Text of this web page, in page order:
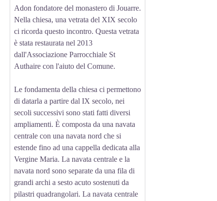
Adon fondatore del monastero di Jouarre.
Nella chiesa, una vetrata del XIX secolo
ci ricorda questo incontro. Questa vetrata
è stata restaurata nel 2013
dall'Associazione Parrocchiale St
Authaire con l'aiuto del Comune.
Le fondamenta della chiesa ci permettono
di datarla a partire dal IX secolo, nei
secoli successivi sono stati fatti diversi
ampliamenti. È composta da una navata
centrale con una navata nord che si
estende fino ad una cappella dedicata alla
Vergine Maria. La navata centrale e la
navata nord sono separate da una fila di
grandi archi a sesto acuto sostenuti da
pilastri quadrangolari. La navata centrale